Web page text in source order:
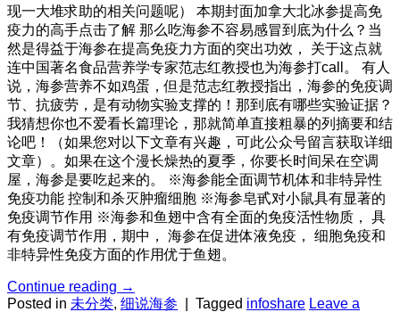
现一大堆求助的相关问题呢） 本期封面加拿大北冰参提高免
疫力的高手点击了解 那么吃海参不容易感冒到底为什么？当
然是得益于海参在提高免疫力方面的突出功效， 关于这点就
连中国著名食品营养学专家范志红教授也为海参打call。 有人
说，海参营养不如鸡蛋，但是范志红教授指出，海参的免疫调
节、抗疲劳，是有动物实验支撑的！那到底有哪些实验证据？
我猜想你也不爱看长篇理论，那就简单直接粗暴的列摘要和结
论吧！（如果您对以下文章有兴趣，可此公众号留言获取详细
文章）。如果在这个漫长燥热的夏季，你要长时间呆在空调
屋，海参是要吃起来的。 ※海参能全面调节机体和非特异性
免疫功能 控制和杀灭肿瘤细胞 ※海参皂甙对小鼠具有显著的
免疫调节作用 ※海参和鱼翅中含有全面的免疫活性物质， 具
有免疫调节作用，期中， 海参在促进体液免疫， 细胞免疫和
非特异性免疫方面的作用优于鱼翅。
Continue reading →
Posted in 未分类, 细说海参 Tagged infoshare Leave a